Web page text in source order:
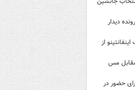
دیدار
از
مقابل مس
حضور در